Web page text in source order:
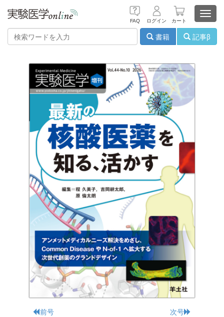
FAQ ログイン カート
書籍
記事β
前号 次号